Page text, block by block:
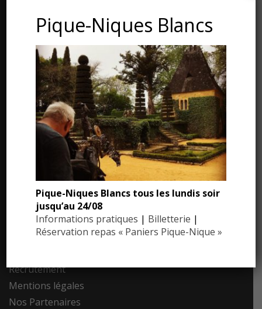
Les Jardins du Manoir d’Eyrignac
24590 Salignac-Eyvigues
Dordogne – Périgord
Téléphone : 05.53.28.99.71
Email : contact@eyrignac.com
ESPACE PRESSE
Dossier de presse
Communiqués de presse
Photothèque
Recrutement
Mentions légales
Nos Partenaires
Pique-Niques Blancs
Pique-Niques Blancs tous les lundis soir
jusqu’au 24/08
Informations pratiques | Billetterie |
Réservation repas « Paniers Pique-Nique »